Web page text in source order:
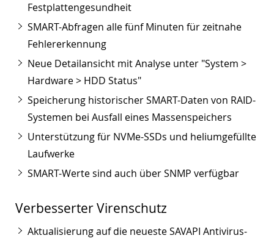
Festplattengesundheit
SMART-Abfragen alle fünf Minuten für zeitnahe
Fehlererkennung
Neue Detailansicht mit Analyse unter "System >
Hardware > HDD Status"
Speicherung historischer SMART-Daten von RAID-
Systemen bei Ausfall eines Massenspeichers
Unterstützung für NVMe-SSDs und heliumgefüllte
Laufwerke
SMART-Werte sind auch über SNMP verfügbar
Verbesserter Virenschutz
Aktualisierung auf die neueste SAVAPI Antivirus-